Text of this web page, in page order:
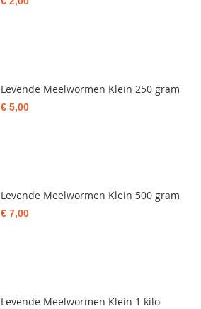
Levende Meelwormen Klein 250 gram
€ 5,00
Levende Meelwormen Klein 500 gram
€ 7,00
Levende Meelwormen Klein 1 kilo